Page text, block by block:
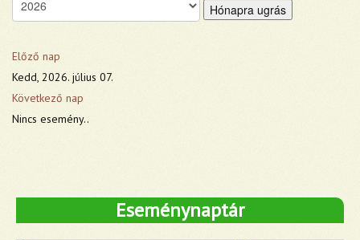
Hónapra ugrás
Előző nap
Kedd, 2026. július 07.
Következő nap
Nincs esemény..
Eseménynaptár